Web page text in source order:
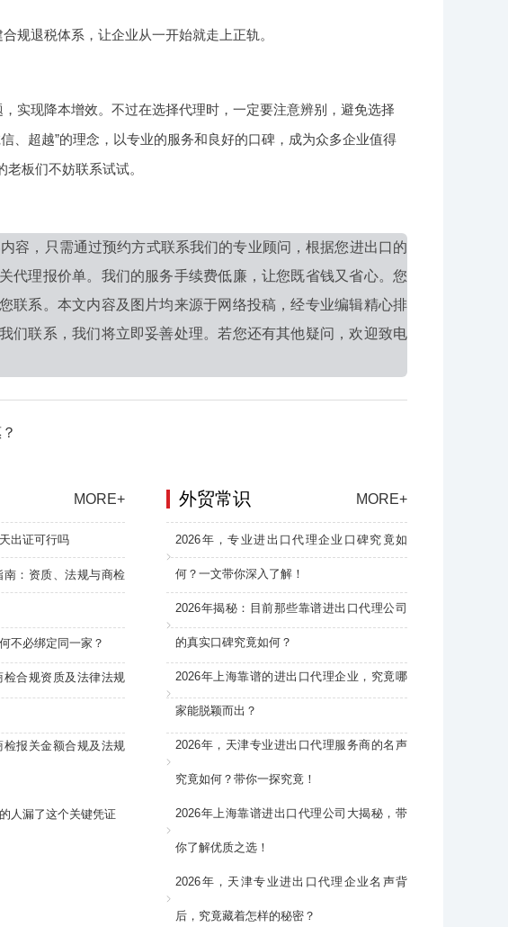
规退税体系，让企业从一开始就走上正轨。
实现降本增效。不过在选择代理时，一定要注意辨别，避免选择
、超越”的理念，以专业的服务和良好的口碑，成为众多企业值得
板们不妨联系试试。
容，只需通过预约方式联系我们的专业顾问，根据您进出口的
代理报价单。我们的服务手续费低廉，让您既省钱又省心。您
联系。本文内容及图片均来源于网络投稿，经专业编辑精心排
们联系，我们将立即妥善处理。若您还有其他疑问，欢迎致电
外贸常识 MORE+
2026年，专业进出口代理企业口碑究竟如
何？一文带你深入了解！
2026年揭秘：目前那些靠谱进出口代理公司
的真实口碑究竟如何？
2026年上海靠谱的进出口代理企业，究竟哪
家能脱颖而出？
2026年，天津专业进出口代理服务商的名声
究竟如何？带你一探究竟！
2026年上海靠谱进出口代理公司大揭秘，带
你了解优质之选！
2026年，天津专业进出口代理企业名声背
后，究竟藏着怎样的秘密？
MORE+
出证可行吗
南：资质、法规与商检
不必绑定同一家？
检合规资质及法律法规
检报关金额合规及法规
人漏了这个关键凭证